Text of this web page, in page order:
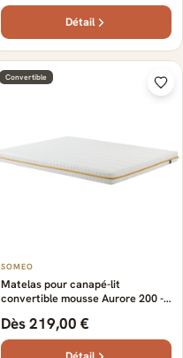
Détail
Convertible
SOMEO
Matelas pour canapé-lit
convertible mousse Aurore 200 -
Dès 219,00 €